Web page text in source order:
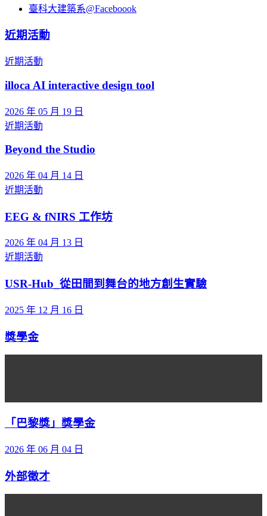
臺科大建築系@Faceboook
近期活動
近期活動
illoca AI interactive design tool
2026 年 05 月 19 日
近期活動
Beyond the Studio
2026 年 04 月 14 日
近期活動
EEG & fNIRS 工作坊
2026 年 04 月 13 日
近期活動
USR-Hub_從田間到舞台的地方創生實驗
2025 年 12 月 16 日
獎學金
「巴黎獎」獎學金
2026 年 06 月 04 日
外部徵才